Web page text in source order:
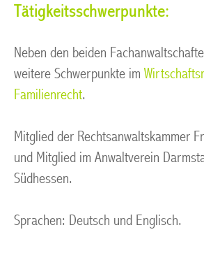
Tätigkeitsschwerpunkte:
Neben den beiden
weitere Schwerpunkte im
Familienrecht.
Mitglied der Rechtsanwaltskammer
und Mitglied im Anwaltverein
Südhessen.
Sprachen: Deutsch und Englisch.